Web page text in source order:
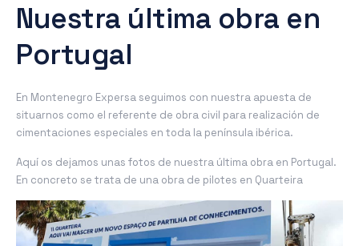
Nuestra última obra en
Portugal
En Montenegro Expersa seguimos con nuestra apuesta de
situarnos como el referente de obra civil para realización de
cimentaciones especiales en toda la península ibérica.
Aquí os dejamos unas fotos de nuestra última obra en Portugal.
En concreto se trata de una obra de pilotes en Quarteira